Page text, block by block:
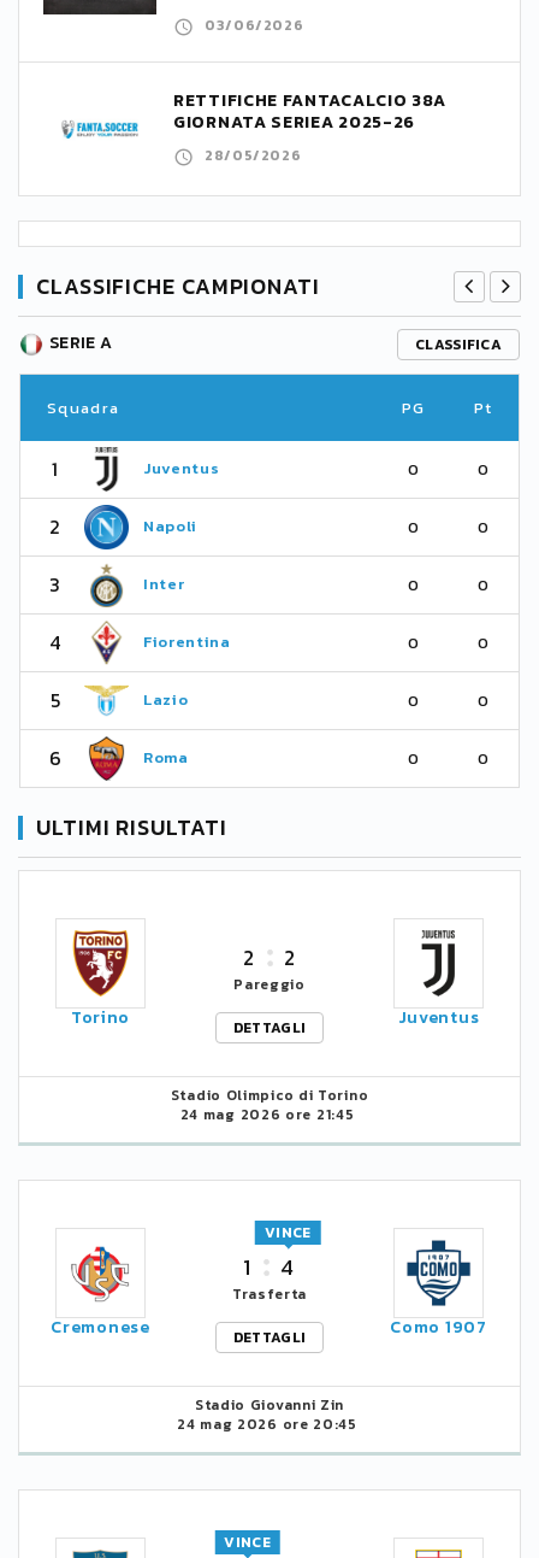
03/06/2026
RETTIFICHE FANTACALCIO 38A
GIORNATA SERIEA 2025-26
28/05/2026
CLASSIFICHE CAMPIONATI
SERIE A CLASSIFICA
Squadra PG Pt
1 Juventus 0 0
2 Napoli 0 0
3 Inter 0 0
4 Fiorentina 0 0
5 Lazio 0 0
6 Roma 0 0
ULTIMI RISULTATI
Torino
2 2
Pareggio
DETTAGLI
Juventus
Stadio Olimpico di Torino
24 mag 2026 ore 21:45
Cremonese
1 4
VINCE
Trasferta
DETTAGLI
Como 1907
Stadio Giovanni Zin
24 mag 2026 ore 20:45
VINCE